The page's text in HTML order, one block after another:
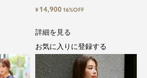
¥ 14,900 16%OFF
詳細を見る
お気に入りに登録する